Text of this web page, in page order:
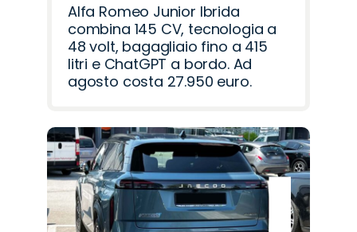
Alfa Romeo Junior Ibrida
combina 145 CV, tecnologia a
48 volt, bagagliaio fino a 415
litri e ChatGPT a bordo. Ad
agosto costa 27.950 euro.